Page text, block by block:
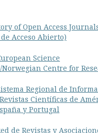
of Open Access
Acceso Abierto)
Science
Centre for
Regional de
Científicas de
y Portugal
de Revistas y